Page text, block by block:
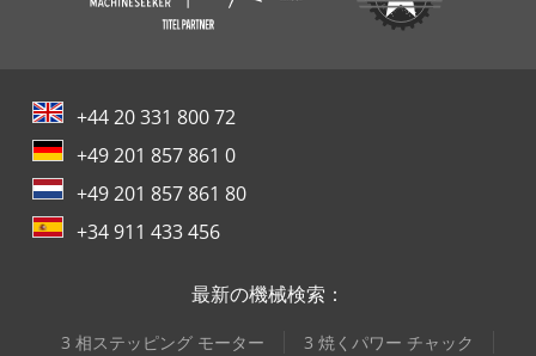
+44 20 331 800 72
+49 201 857 861 0
+49 201 857 861 80
+34 911 433 456
最新の機械検索：
3 相ステッピング モーター
3 焼くパワー チャック